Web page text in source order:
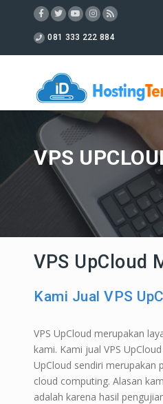
081 333 222 884
VPS
VPS UpCloud
Kami Jual VPS
VPS UpCloud merupakan
kami. Kami jual VPS
UpCloud sendiri merupakan
cloud computing. Alasan
adalah karena hasil